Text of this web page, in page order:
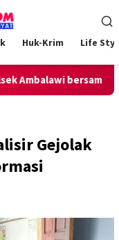
Huk-Krim Life
bersama TNI
Gejolak